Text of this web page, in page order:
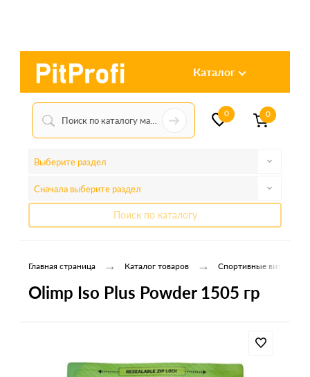
Каталог
0 0
Выберите раздел
Сначала выберите раздел
Поиск по каталогу
Главная страница → Каталог товаров → Спортивные витамины
Olimp Iso Plus Powder 1505 гр